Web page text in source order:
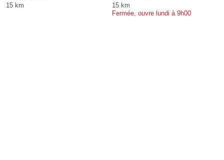
15 km
15 km
Fermée, ouvre lundi à 9h00